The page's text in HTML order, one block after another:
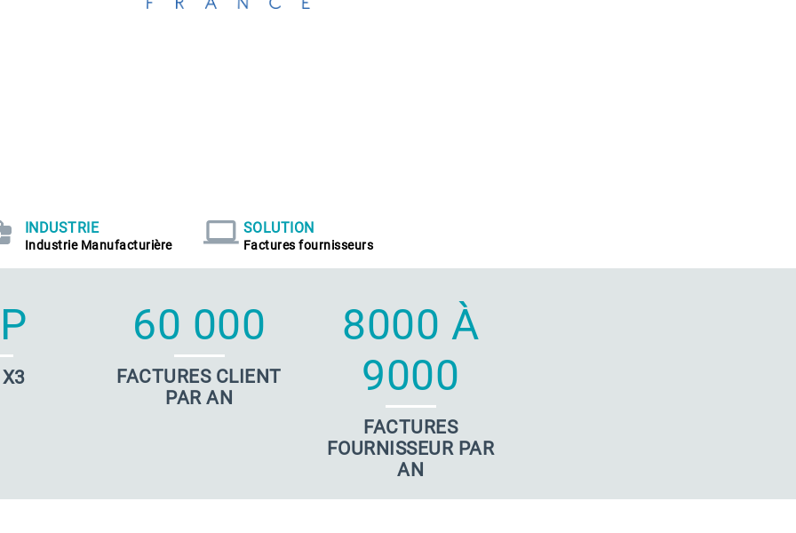
INDUSTRIE
Industrie Manufacturière
SOLUTION
Factures fournisseurs
60 000
FACTURES CLIENT
PAR AN
8000 À
9000
FACTURES
FOURNISSEUR PAR
AN